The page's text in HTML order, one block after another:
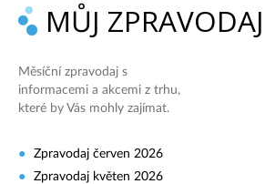
MŮJ ZPRAVODAJ
Měsíční zpravodaj s
informacemi a akcemi z trhu,
které by Vás mohly zajímat.
Zpravodaj červen 2026
Zpravodaj květen 2026